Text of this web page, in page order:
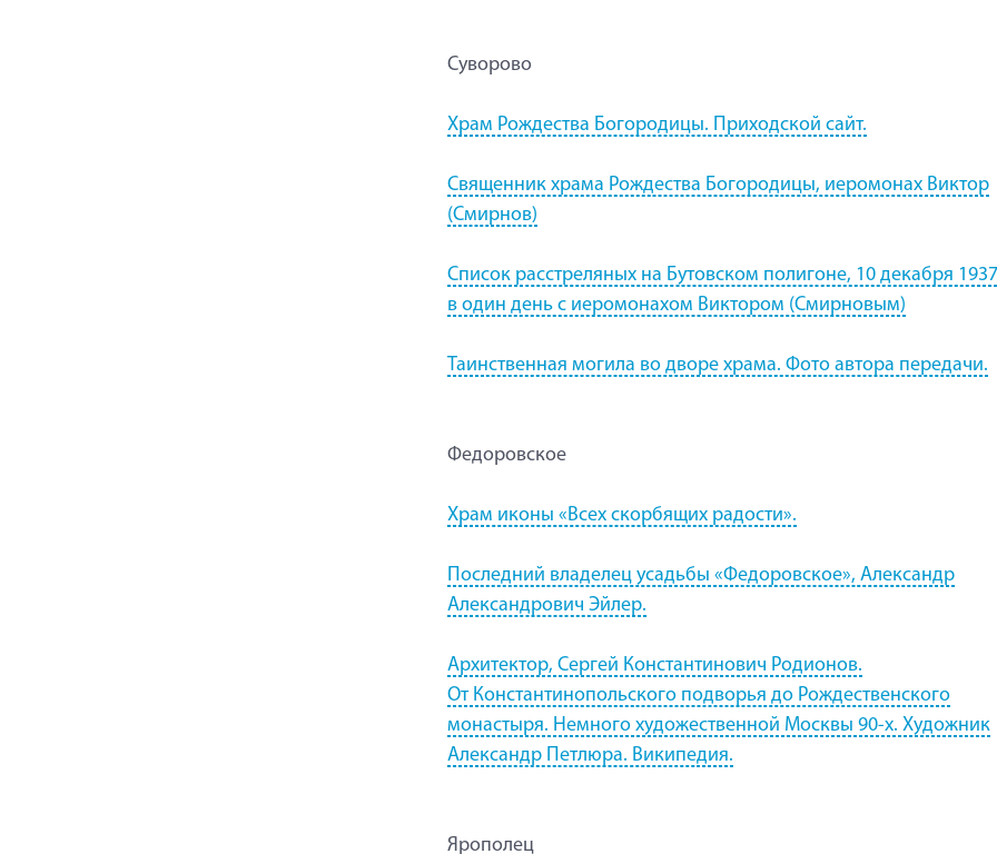
Суворово
Храм Рождества Богородицы. Приходской сайт.
Священник храма Рождества Богородицы, иеромонах Виктор
(Смирнов)
Список расстреляных на Бутовском полигоне, 10 декабря
в один день с иеромонахом Виктором (Смирновым)
Таинственная могила во дворе храма. Фото автора передачи.
Федоровское
Храм иконы «Всех скорбящих радости».
Последний владелец усадьбы «Федоровское», Александр
Александрович Эйлер.
Архитектор, Сергей Константинович Родионов.
От Константинопольского подворья до Рождественского
монастыря. Немного художественной Москвы 90-х. Художник
Александр Петлюра. Википедия.
Ярополец